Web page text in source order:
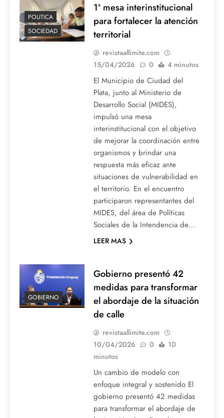
POLITICA
SOCIEDAD
1ª mesa interinstitucional
para fortalecer la atención
territorial
revistaallimite.com
15/04/2026
0 4 minutos
El Municipio de Ciudad del
Plata, junto al Ministerio de
Desarrollo Social (MIDES),
impulsó una mesa
interinstitucional con el objetivo
de mejorar la coordinación entre
organismos y brindar una
respuesta más eficaz ante
situaciones de vulnerabilidad en
el territorio. En el encuentro
participaron representantes del
MIDES, del área de Políticas
Sociales de la Intendencia de…
LEER MAS
GOBIERNO
Gobierno presentó 42
medidas para transformar
el abordaje de la situación
de calle
revistaallimite.com
10/04/2026
0
10
minutos
Un cambio de modelo con
enfoque integral y sostenido El
gobierno presentó 42 medidas
para transformar el abordaje de